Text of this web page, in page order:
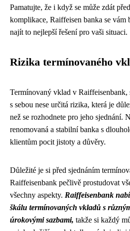
Pamatujte, že i když se může zdát
komplikace, Raiffeisen banka se vám
najít to nejlepší řešení pro vaši situaci.
Rizika termínovaného
Termínovaný vklad v Raiffeisenbank,
s sebou nese určitá rizika, která je
než se rozhodnete pro jeho sjednání.
renomovaná a stabilní banka s
klientům pocit jistoty a důvěry.
Důležité je si před sjednáním
Raiffeisenbank pečlivě prostudovat
všechny aspekty. Raiffeisenbank
škálu termínovaných vkladů s
úrokovými sazbami, takže si každý